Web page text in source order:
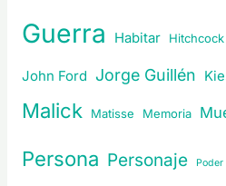
Guerra Habitar Hitchcock
John Ford Jorge Guillén
Malick Matisse Memoria
Persona Personaje Poder